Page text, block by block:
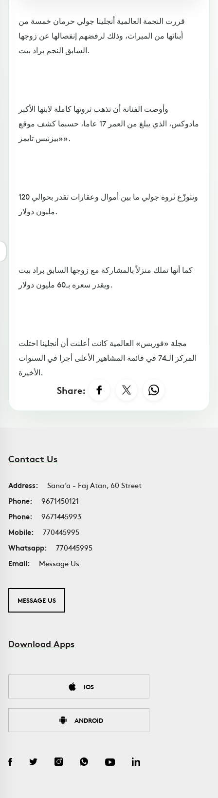
قررت النجمة العالمية ​أنجلينا جولي​ حرمان خمسة من
أبنائها من الميراث، وذلك لرفضهم إنفصالها عن زوجها
السابق النجم ​براد بيت​.
وأوصت الفنانة أن تذهب ثروتها كاملة لابنها الأكبر
مادوكس، الذي يبلغ من العمر 17 عاما، حسبما كشف موقع
«بيزنيس تايمز».
وتتوزّع ثروة جولي ما بين أموال وعقارات تقدر بحوالي 120
مليون دولار.
كما أنها تملك منزلاً بالمشاركة مع زوجها السابق براد بيت
ويقدر سعره بـ60 مليون دولار.
مجلة «فوربس» العالمية كانت أعلنت أن أنجلينا احتلت
المركز الـ74 في قائمة المشاهير الأعلى أجرا في السنوات
الأخيرة.
Share:
Contact Us
Address:
Sana'a - Faj Atan, 60 Street
Phone:
9671450121
Phone:
9671445993
Mobile:
770445995
Whatsapp:
770445995
Email:
Message Us
MESSAGE US
Download Apps
IOS
ANDROID